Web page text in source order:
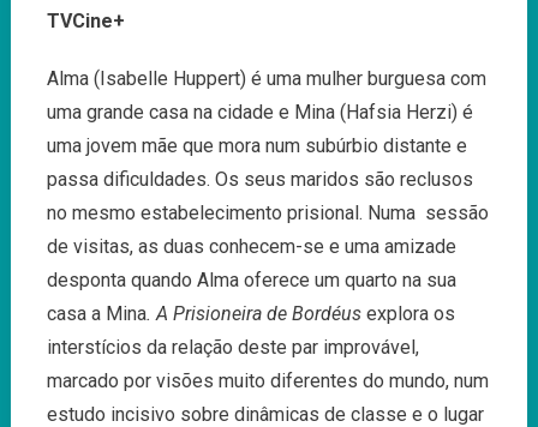
TVCine+
Alma (Isabelle Huppert) é uma mulher burguesa com
uma grande casa na cidade e Mina (Hafsia Herzi) é
uma jovem mãe que mora num subúrbio distante e
passa dificuldades. Os seus maridos são reclusos
no mesmo estabelecimento prisional. Numa sessão
de visitas, as duas conhecem-se e uma amizade
desponta quando Alma oferece um quarto na sua
casa a Mina. A Prisioneira de Bordéus explora os
interstícios da relação deste par improvável,
marcado por visões muito diferentes do mundo, num
estudo incisivo sobre dinâmicas de classe e o lugar